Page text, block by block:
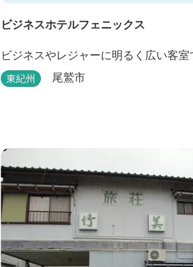
ビジネスホテルフェニックス
ビジネスやレジャーに明るく広い客室
東紀州 尾鷲市